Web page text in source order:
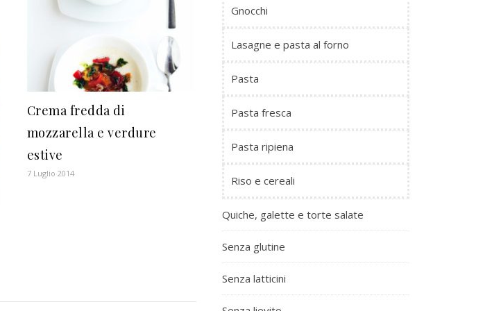
Crema fredda di
mozzarella e verdure
estive
7 Luglio 2014
Gnocchi
Lasagne e pasta al forno
Pasta
Pasta fresca
Pasta ripiena
Riso e cereali
Quiche, galette e torte salate
Senza glutine
Senza latticini